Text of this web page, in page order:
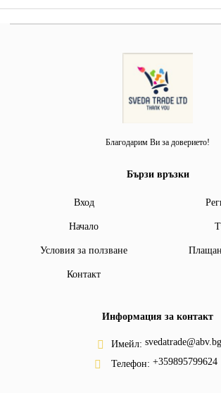
Благодарим Ви за доверието!
Бързи връзки
Вход
Начало
Условия за ползване
Контакт
Информация за контакт
Имейл: svedatrade@abv.bg
Телефон: +359895799624